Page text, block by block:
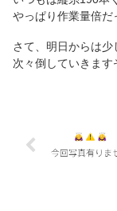
やっぱり作業量倍
さて、明日からは少
次々倒していきます